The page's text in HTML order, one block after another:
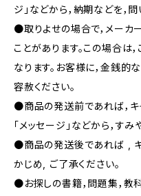
ジ」などから，納期などを，
●取りよせの場合で，メーカ
ことがあります。この場合は
なります。お客様に，金銭的
容赦ください。
●商品の発送前であれば，キ
「メッセージ」などから，すみ
●商品の発送後であれば ,
かじめ, ご了承ください｡
●お探しの書籍，問題集，教